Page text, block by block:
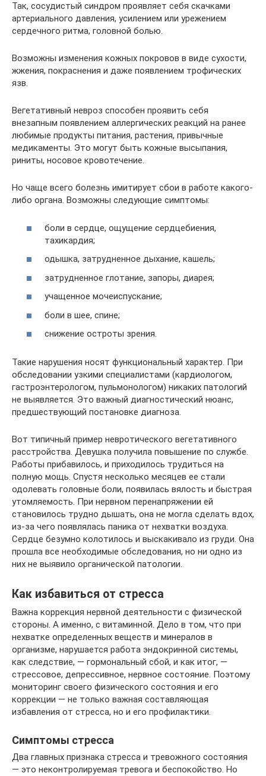
Так, сосудистый синдром проявляет себя скачками
артериального давления, усилением или урежением
сердечного ритма, головной болью.
Возможны изменения кожных покровов в виде сухости,
жжения, покраснения и даже появлением трофических
язв.
Вегетативный невроз способен проявить себя
внезапным появлением аллергических реакций на ранее
любимые продукты питания, растения, привычные
медикаменты. Это могут быть кожные высыпания,
риниты, носовое кровотечение.
Но чаще всего болезнь имитирует сбои в работе какого-
либо органа. Возможны следующие симптомы:
боли в сердце, ощущение сердцебиения,
тахикардия;
одышка, затрудненное дыхание, кашель;
затрудненное глотание, запоры, диарея;
учащенное мочеиспускание;
боли в шее, спине;
снижение остроты зрения.
Такие нарушения носят функциональный характер. При
обследовании узкими специалистами (кардиологом,
гастроэнтерологом, пульмонологом) никаких патологий
не выявляется. Это важный диагностический нюанс,
предшествующий постановке диагноза.
Вот типичный пример невротического вегетативного
расстройства. Девушка получила повышение по службе.
Работы прибавилось, и приходилось трудиться на
полную мощь. Спустя несколько месяцев ее стали
одолевать головные боли, появилась вялость и быстрая
утомляемость. При нервном перенапряжении ей
становилось трудно дышать, она не могла сделать вдох,
из-за чего появлялась паника от нехватки воздуха.
Сердце безумно колотилось и выскакивало из груди. Она
прошла все необходимые обследования, но ни одно из
них не выявило органической патологии.
Как избавиться от стресса
Важна коррекция нервной деятельности с физической
стороны. А именно, с витаминной. Дело в том, что при
нехватке определенных веществ и минералов в
организме, нарушается работа эндокринной системы,
как следствие, — гормональный сбой, и как итог, —
стрессовое, депрессивное, нервное состояние. Поэтому
мониторинг своего физического состояния и его
коррекции — не только важная составляющая
избавления от стресса, но и его профилактики.
Симптомы стресса
Два главных признака стресса и тревожного состояния
— это неконтролируемая тревога и беспокойство. Но